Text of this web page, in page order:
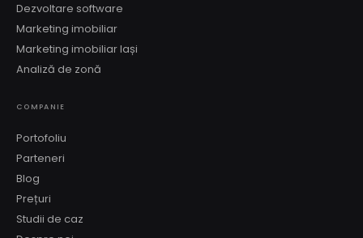
Dezvoltare software
Marketing imobiliar
Marketing imobiliar Iași
Analiză de zonă
COMPANIE
Portofoliu
Parteneri
Blog
Prețuri
Studii de caz